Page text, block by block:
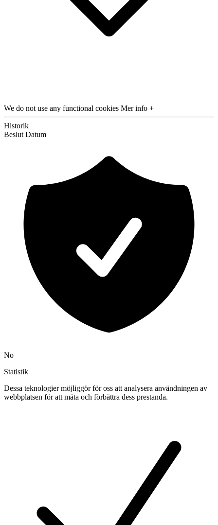
We do not use any functional cookies Mer info +
Historik
Beslut Datum
No
Statistik
Dessa teknologier möjliggör för oss att analysera användningen av
webbplatsen för att mäta och förbättra dess prestanda.